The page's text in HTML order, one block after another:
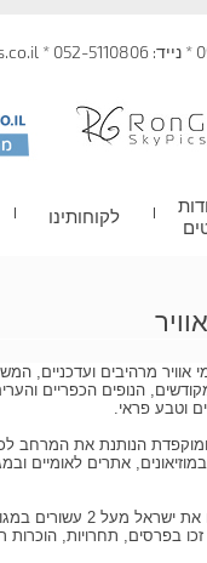
לקוחותינו
מרהיבים ועדכניים,
הנופים הכפריים
וטבע פראי.
אתרים לאומיים
על המחבר\צלם: רון גפני
זכו בפרסים, תחרויות,